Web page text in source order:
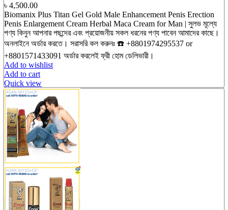
৳ 4,500.00
Biomanix Plus Titan Gel Gold Male Enhancement Penis Erection
Penis Enlargement Cream Herbal Maca Cream for Man | সুলভ মূল্যে
পণ্য কিনুন আপনার পছন্দের এবং প্রয়োজনীয় সকল ধরনের পণ্য পাবেন আমাদের কাছে।
অনলাইনে অর্ডার করতে। সরাসরি কল করুনঃ ☎️ +8801974295537 or
+8801571433091 অর্ডার করলেই ফ্রী হোম ডেলিভারী।
Add to wishlist
Add to cart
Quick view